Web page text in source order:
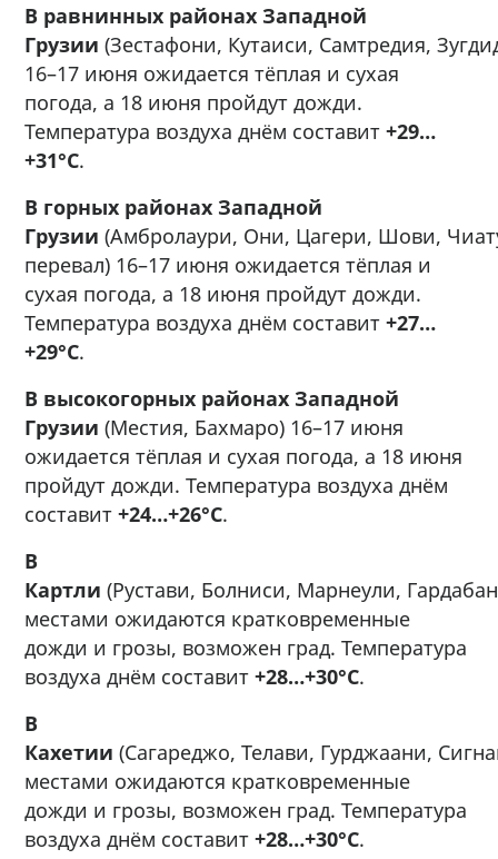
В равнинных районах Западной
Грузии (Зестафони, Кутаиси, Самтредия,
16–17 июня ожидается тёплая и сухая
погода, а 18 июня пройдут дожди.
Температура воздуха днём составит+29…
+31°C.
В горных районах Западной
Грузии (Амбролаури, Они, Цагери, Шови,
перевал) 16–17 июня ожидается тёплая и
сухая погода, а 18 июня пройдут дожди.
Температура воздуха днём составит+27…
+29°C.
В высокогорных районах Западной
Грузии (Местия, Бахмаро) 16–17 июня
ожидается тёплая и сухая погода, а 18 июня
пройдут дожди. Температура воздуха днём
составит+24…+26°C.
В
Картли (Рустави, Болниси, Марнеули,
местами ожидаются кратковременные
дожди и грозы, возможен град. Температура
воздуха днём составит+28…+30°C.
В
Кахетии (Сагареджо, Телави, Гурджаани,
местами ожидаются кратковременные
дожди и грозы, возможен град. Температура
воздуха днём составит+28…+30°C.